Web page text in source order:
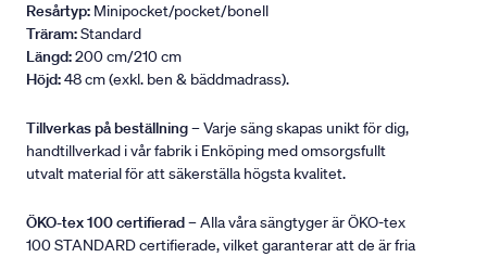
Resårtyp: Minipocket/pocket/bonell
Träram:Standard
Längd:200 cm/210 cm
Höjd:48 cm (exkl. ben & bäddmadrass).
Tillverkas på beställning– Varje säng skapas unikt för dig,
handtillverkad i vår fabrik i Enköping med omsorgsfullt
utvalt material för att säkerställa högsta kvalitet.
ÖKO-tex 100 certifierad– Alla våra sängtyger är ÖKO-tex
100 STANDARD certifierade, vilket garanterar att de är fria